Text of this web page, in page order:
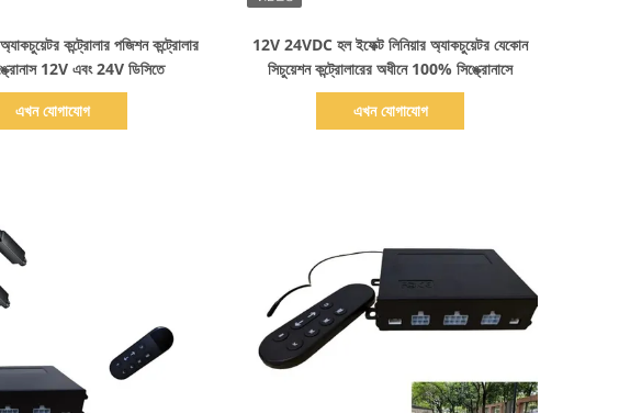
কন্ট্রোলার পজিশন কন্ট্রোলার
12V এবং 24V ডিসিতে
এখন যোগাযোগ
12V 24VDC হল ইফেক্ট লিনিয়ার অ্যাকচুয়েটর যেকোন
সিচুয়েশন কন্ট্রোলারের অধীনে 100% সিঙ্ক্রোনাসে
এখন যোগাযোগ